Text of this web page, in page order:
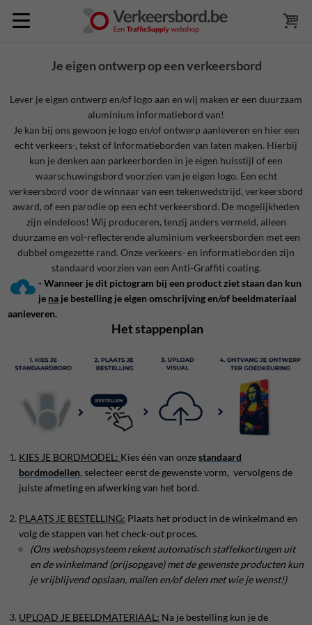
Je eigen ontwerp op een verkeersbord
Lever je eigen ontwerp en/of logo aan en wij maken er een duurzaam
aluminium informatiebord van!
Je kan bij ons gewoon je logo en/of ontwerp aanleveren en hier een
echt verkeers-, tekst of Informatieborden van laten maken. Hierbij
kun je denken aan parkeerborden in je eigen huisstijl of een
waarschuwingsbord voorzien van je eigen logo. Een echt
verkeersbord voor de winnaar van een tekenwedstrijd, verkeersbord
award, of een parodie op een echt verkeersbord. De mogelijkheden
zijn eindeloos! Wij produceren, tenzij anders vermeld, alleen
duurzame en vol-reflecterende aluminium verkeersborden met een
dubbel omgezette rand. Onze verkeers- en informatieborden zijn
standaard voorzien van een Anti-Graffiti coating.
- Wanneer je dit pictogram bij een product ziet staan dan kun
je na je bestelling je eigen omschrijving en/of beeldmateriaal
aanleveren.
Het stappenplan
KIES JE BORDMODEL: Kies één van onzestandaard
bordmodellen, selecteer eerst de gewenste vorm, vervolgens de
juiste afmeting en afwerking van het bord.
PLAATS JE BESTELLING: Plaats het product in de winkelmand en
volg de stappen van het check-out proces.
(Ons webshopsysteem rekent automatisch staffelkortingen uit
en de winkelmand (prijsopgave) met de gewenste producten kun
je vrijblijvend opslaan, mailen en/of delen met wie je wenst!)
UPLOAD JE BEELDMATERIAAL: Na je bestelling kun je de